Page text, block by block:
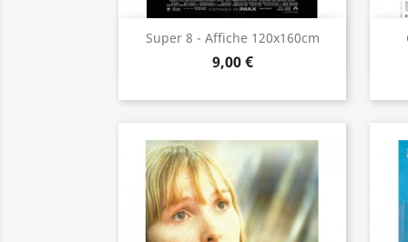
Super 8 - Affiche 120x160cm
9,00 €
 Aperçu rapide